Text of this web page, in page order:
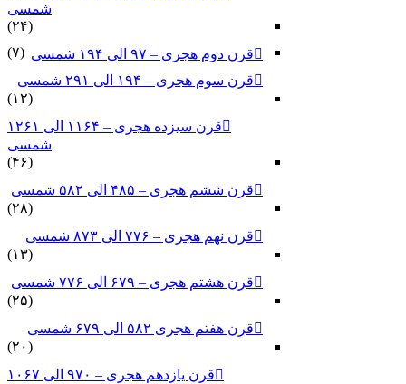
شمسی
(۲۴)
قرن دوم هجری – ۹۷ الی ۱۹۴ شمسی
(۷)
قرن سوم هجری – ۱۹۴ الی ۲۹۱ شمسی
(۱۲)
قرن سیزده هجری – ۱۱۶۴ الی ۱۲۶۱
شمسی
(۴۶)
قرن ششم هجری – ۴۸۵ الی ۵۸۲ شمسی
(۲۸)
قرن نهم هجری – ۷۷۶ الی ۸۷۳ شمسی
(۱۳)
قرن هشتم هجری – ۶۷۹ الی ۷۷۶ شمسی
(۲۵)
قرن هفتم هجری ۵۸۲ الی ۶۷۹ شمسی
(۲۰)
قرن یازدهم هجری – ۹۷۰ الی ۱۰۶۷